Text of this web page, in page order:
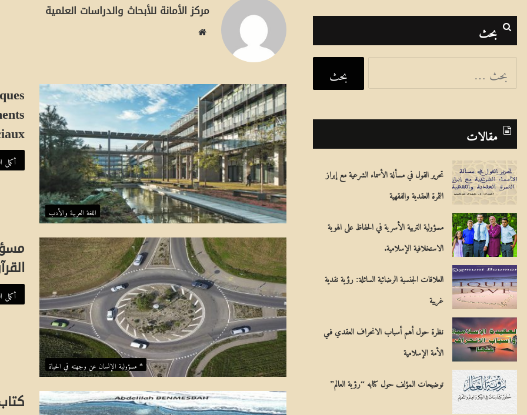
مركز الأمانة للأبحاث والدراسات العلمية
ا
ل
و
ي
ب
اللغة العربية والأدب
أكمل
* مسؤولية الإنسان عن وجهته في الحياة
أكمل
بحث
ث
ع
مقالات
تحرير القول في مسألة الأسماء الشرعية مع إبراز
الثمرة العقدية والفقهية
مسؤولية التربية الأسرية في الحفاظ على الهوية
الاستخلافية الإسلامية.
العلاقات الجنسية الرضائية السائلة: رؤية نقدية
غربية
نظرة حول أهم أسباب الانحراف العقدي فـي
الأمة الإسلامية
توضيحات المؤلف حول كتابه “رؤية العالم”